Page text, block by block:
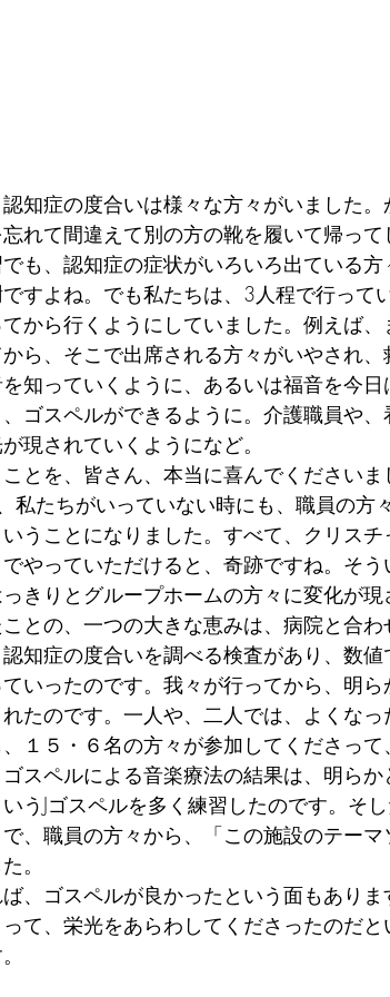
知症の度合いは様々な方々がいました
れて間違えて別の方の靴を履いて帰っ
も、認知症の症状がいろいろ出ている
すよね。でも私たちは、3人程で行って
から行くようにしていました。例えば
ら、そこで出席される方々がいやされ、
知っていくように、あるいは福音を今日
ゴスペルができるように。介護職員や
現されていくようになど。
とを、皆さん、本当に喜んでくださいま
私たちがいっていない時にも、職員の方
うことになりました。すべて、クリス
やっていただけると、奇跡ですね。そう
きりとグループホームの方々に変化が現
との、一つの大きな恵みは、病院と合
知症の度合いを調べる検査があり、数
いったのです。我々が行ってから、明
たのです。一人や、二人では、よくな
１５・６名の方々が参加してくださっ
スペルによる音楽療法の結果は、明ら
うJゴスペルを多く練習したのです。そ
、職員の方々から、「この施設のテー
。
、ゴスペルが良かったという面もあり
て、栄光をあらわしてくださったのだ